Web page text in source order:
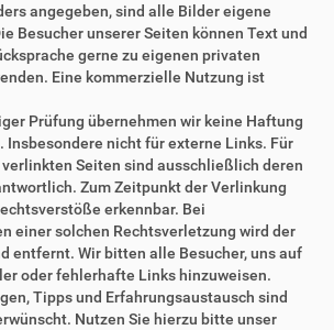
angegeben, sind alle Bilder eigene
Besucher unserer Seiten können Text und
gerne zu eigenen privaten
Eine kommerzielle Nutzung ist
Prüfung übernehmen wir keine Haftung
Insbesondere nicht für externe Links. Für
Seiten sind ausschließlich deren
Zum Zeitpunkt der Verlinkung
erkennbar. Bei
einer solchen Rechtsverletzung wird der
entfernt. Wir bitten alle Besucher, uns auf
oder fehlerhafte Links hinzuweisen.
Tipps und Erfahrungsaustausch sind
Nutzen Sie hierzu bitte unser